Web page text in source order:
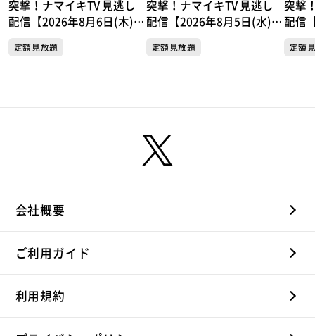
突撃！ナマイキTV 見逃し
配信【2026年8月6日(木)放
定額見放題
突撃！ナマイキTV 見逃し
配信【2026年8月5日(水)放
定額見放題
突撃
配信
定額
会社概要
ご利用ガイド
利用規約